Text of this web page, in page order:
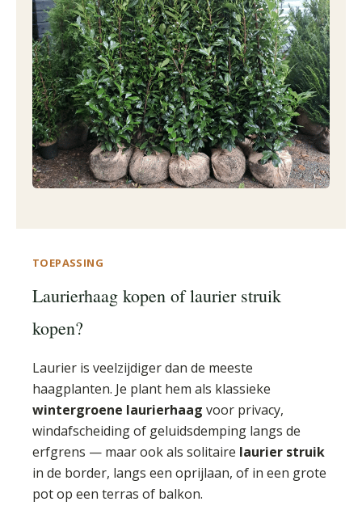
TOEPASSING
Laurierhaag kopen of laurier struik
kopen?
Laurier is veelzijdiger dan de meeste
haagplanten. Je plant hem als klassieke
wintergroene laurierhaag voor privacy,
windafscheiding of geluidsdemping langs de
erfgrens — maar ook als solitaire laurier struik
in de border, langs een oprijlaan, of in een grote
pot op een terras of balkon.